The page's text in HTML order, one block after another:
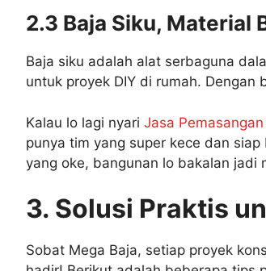
2.3 Baja Siku, Material
Baja siku adalah alat serbaguna
untuk proyek DIY di rumah.
Kalau lo lagi nyari Jasa
punya tim yang super kece dan
yang oke, bangunan lo bakalan jadi
3. Solusi Praktis
Sobat Mega Baja, setiap proyek